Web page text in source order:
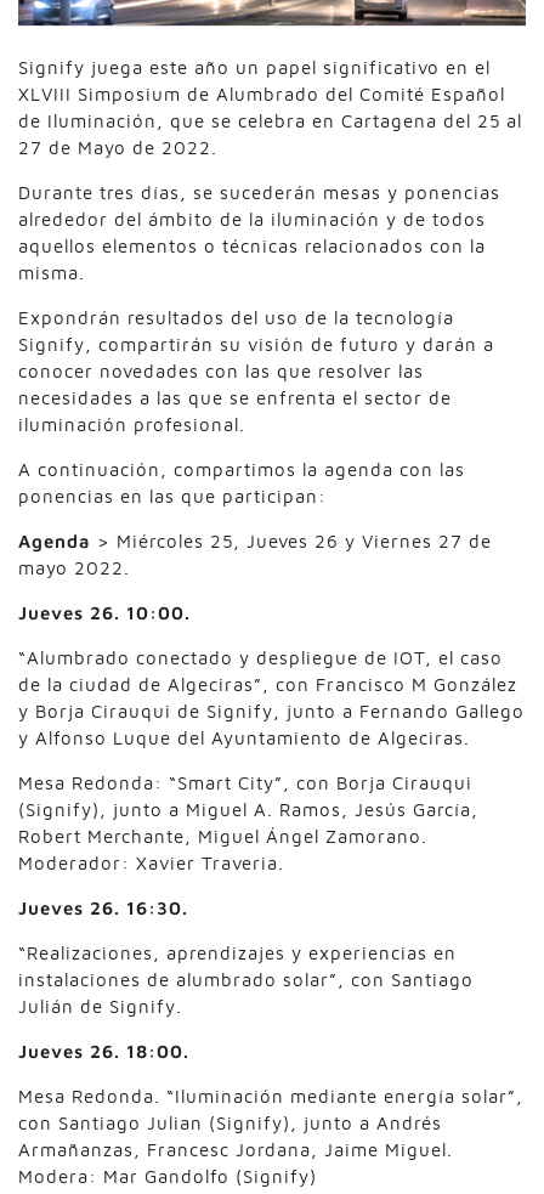
Signify juega este año un papel significativo en el
XLVIII Simposium de Alumbrado del Comité Español
de Iluminación, que se celebra en Cartagena del 25 al
27 de Mayo de 2022.
Durante tres días, se sucederán mesas y ponencias
alrededor del ámbito de la iluminación y de todos
aquellos elementos o técnicas relacionados con la
misma.
Expondrán resultados del uso de la tecnología
Signify, compartirán su visión de futuro y darán a
conocer novedades con las que resolver las
necesidades a las que se enfrenta el sector de
iluminación profesional.
A continuación, compartimos la agenda con las
ponencias en las que participan:
Agenda > Miércoles 25, Jueves 26 y Viernes 27 de
mayo 2022.
Jueves 26. 10:00.
“Alumbrado conectado y despliegue de IOT, el caso
de la ciudad de Algeciras”, con Francisco M González
y Borja Cirauqui de Signify, junto a Fernando Gallego
y Alfonso Luque del Ayuntamiento de Algeciras.
Mesa Redonda: “Smart City”, con Borja Cirauqui
(Signify), junto a Miguel A. Ramos, Jesús García,
Robert Merchante, Miguel Ángel Zamorano.
Moderador: Xavier Traveria.
Jueves 26. 16:30.
“Realizaciones, aprendizajes y experiencias en
instalaciones de alumbrado solar”, con Santiago
Julián de Signify.
Jueves 26. 18:00.
Mesa Redonda. “Iluminación mediante energía solar”,
con Santiago Julian (Signify), junto a Andrés
Armañanzas, Francesc Jordana, Jaime Miguel.
Modera: Mar Gandolfo (Signify)